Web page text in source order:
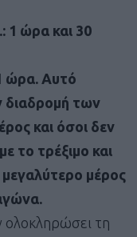
1 ώρα και 30
ώρα. Αυτό
διαδρομή των
και όσοι δεν
το τρέξιμο και
μέρος
ολοκληρώσει τη